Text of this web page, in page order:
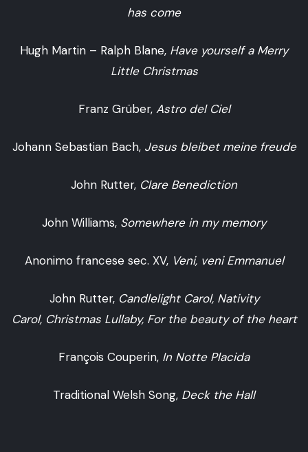
has come
Hugh Martin – Ralph Blane, Have yourself a Merry
Little Christmas
Franz Grüber, Astro del Ciel
Johann Sebastian Bach, Jesus bleibet meine freude
John Rutter, Clare Benediction
John Williams, Somewhere in my memory
Anonimo francese sec. XV, Veni, veni Emmanuel
John Rutter, Candlelight Carol, Nativity
Carol, Christmas Lullaby, For the beauty of the heart
François Couperin, In Notte Placida
Traditional Welsh Song, Deck the Hall